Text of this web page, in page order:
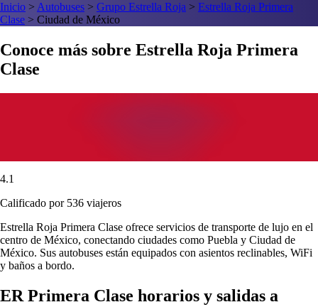
Inicio > Autobuses > Grupo Estrella Roja > Estrella Roja Primera
Clase > Ciudad de México
Conoce más sobre Estrella Roja Primera
Clase
4.1
Calificado por 536 viajeros
Estrella Roja Primera Clase ofrece servicios de transporte de lujo en el
centro de México, conectando ciudades como Puebla y Ciudad de
México. Sus autobuses están equipados con asientos reclinables, WiFi
y baños a bordo.
ER Primera Clase horarios y salidas a